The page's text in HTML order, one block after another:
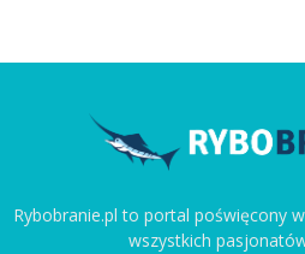
Rybobranie.pl to portal poświęcony
wszystkich